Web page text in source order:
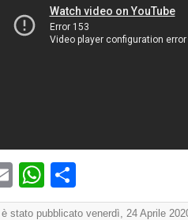
EmailWhatsApp
stato pubblicato venerdì, 24 Aprile